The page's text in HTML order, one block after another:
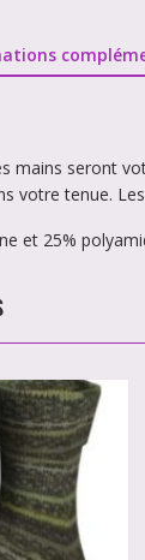
mains seront
votre tenue.
et 25%